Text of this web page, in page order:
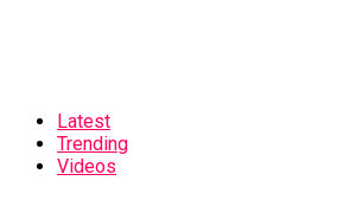
Latest
Trending
Videos